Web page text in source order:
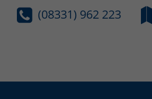
(08331) 962 223